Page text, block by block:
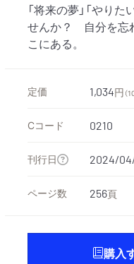
「将来の夢」「やり
せんか？ 自分を忘
こにある。
定価 1,034円 （
Cコード 0210
刊行日 2024/
ページ数 256頁
購入